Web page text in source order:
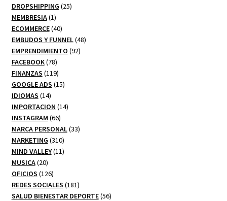
productos
DROPSHIPPING 2525
MEMBRESIA 11
producto
ECOMMERCE 4040
productos
EMBUDOS Y FUNNEL 4848
EMPRENDIMIENTO 9292
FACEBOOK 7878
productos
FINANZAS 119119
productos
GOOGLE ADS 1515
IDIOMAS 1414
productos
IMPORTACION 1414
INSTAGRAM 6666
productos
MARCA PERSONAL 3333
MARKETING 310310
productos
MIND VALLEY 1111
MUSICA 2020
productos
OFICIOS 126126
productos
REDES SOCIALES 181181
productos
SALUD BIENESTAR DEPORTE 5656